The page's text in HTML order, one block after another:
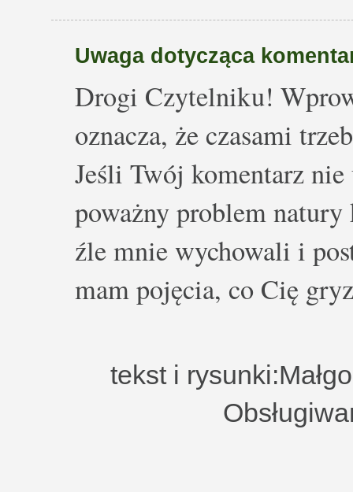
Uwaga dotycząca
Drogi Czytelniku!
oznacza, że czasami
Jeśli Twój komentarz nie
poważny problem
źle mnie wychowali i
mam pojęcia, co Cię
tekst i